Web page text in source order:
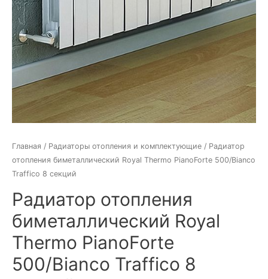
Главная / Радиаторы отопления и комплектующие / Радиатор
отопления биметаллический Royal Thermo PianoForte 500/Bianco
Traffico 8 секций
Радиатор отопления
биметаллический Royal
Thermo PianoForte
500/Bianco Traffico 8